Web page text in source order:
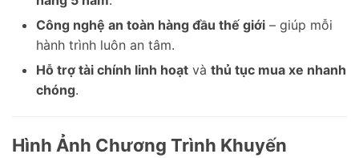
Công nghệ an toàn hàng đầu thế giới – giúp mỗi
hành trình luôn an tâm.
Hỗ trợ tài chính linh hoạt và thủ tục mua xe nhanh
chóng.
Hình Ảnh Chương Trình Khuyến